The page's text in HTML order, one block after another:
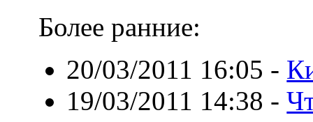
Более ранние:
20/03/2011 16:05 -
19/03/2011 14:38 -